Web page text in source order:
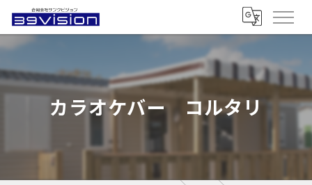
カラオケバー コルタリ